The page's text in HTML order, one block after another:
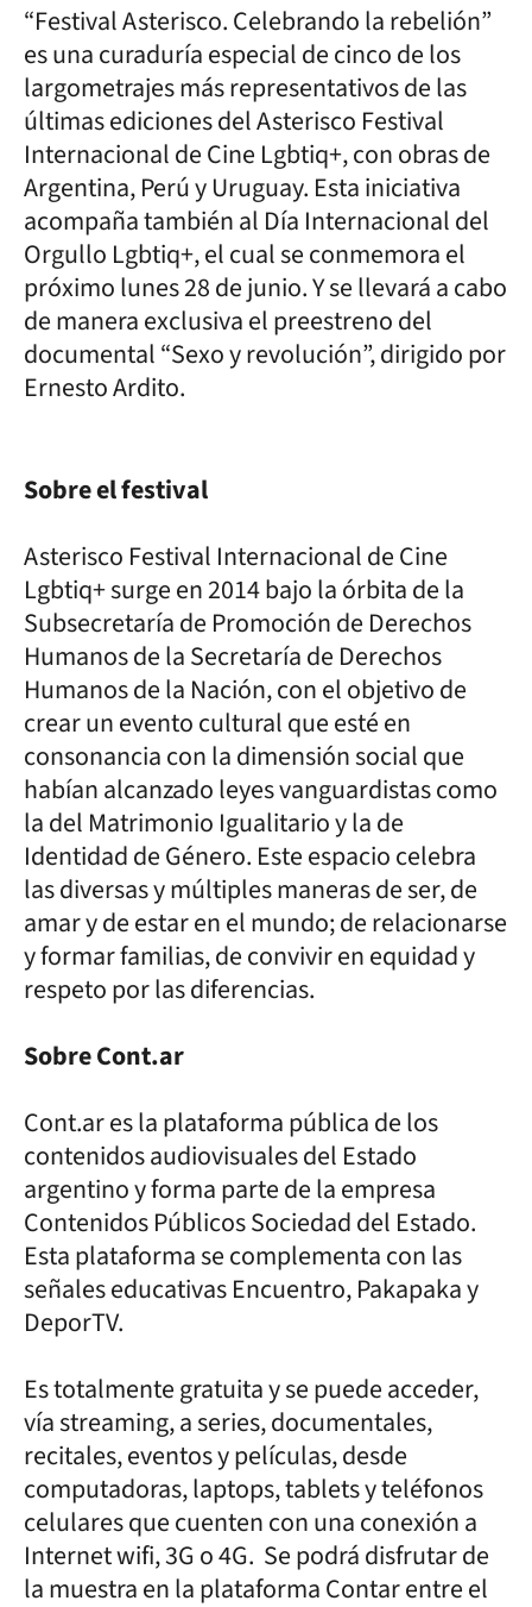
“Festival Asterisco. Celebrando la rebelión”
es una curaduría especial de cinco de los
largometrajes más representativos de las
últimas ediciones del Asterisco Festival
Internacional de Cine Lgbtiq+, con obras de
Argentina, Perú y Uruguay. Esta iniciativa
acompaña también al Día Internacional del
Orgullo Lgbtiq+, el cual se conmemora el
próximo lunes 28 de junio. Y se llevará a cabo
de manera exclusiva el preestreno del
documental “Sexo y revolución”, dirigido por
Ernesto Ardito.
Sobre el festival
Asterisco Festival Internacional de Cine
Lgbtiq+ surge en 2014 bajo la órbita de la
Subsecretaría de Promoción de Derechos
Humanos de la Secretaría de Derechos
Humanos de la Nación, con el objetivo de
crear un evento cultural que esté en
consonancia con la dimensión social que
habían alcanzado leyes vanguardistas como
la del Matrimonio Igualitario y la de
Identidad de Género. Este espacio celebra
las diversas y múltiples maneras de ser, de
amar y de estar en el mundo; de relacionarse
y formar familias, de convivir en equidad y
respeto por las diferencias.
Sobre Cont.ar
Cont.ar es la plataforma pública de los
contenidos audiovisuales del Estado
argentino y forma parte de la empresa
Contenidos Públicos Sociedad del Estado.
Esta plataforma se complementa con las
señales educativas Encuentro, Pakapaka y
DeporTV.
Es totalmente gratuita y se puede acceder,
vía streaming, a series, documentales,
recitales, eventos y películas, desde
computadoras, laptops, tablets y teléfonos
celulares que cuenten con una conexión a
Internet wifi, 3G o 4G. Se podrá disfrutar de
la muestra en la plataforma Contar entre el